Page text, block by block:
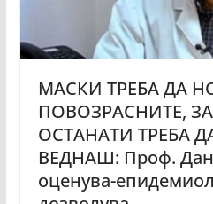
МАСКИ ТРЕБА ДА
ПОВОЗРАСНИТЕ,
ОСТАНАТИ ТРЕБА
ВЕДНАШ: Проф.
оценува-